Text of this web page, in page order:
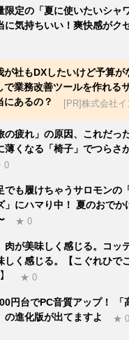
限定の「夏に使いたいシャ
に気持ちいい！爽快感がク
が社もDXしたいけど予算が
で業務改善ツールを作れる
にあるの？
[PR]株式会社
の疲れ」の原因、これだっ
薄くなる「椅子」でつらさ
0
でも履けちゃうサロモンの
」にハマり中！ 夏のおでか
★ 0
肉が美味しく感じる。コッ
しく感じる。【こぐれひで
★ 0
円台でPC音質アップ！ 「
の進化版が出てますよ
★ 0